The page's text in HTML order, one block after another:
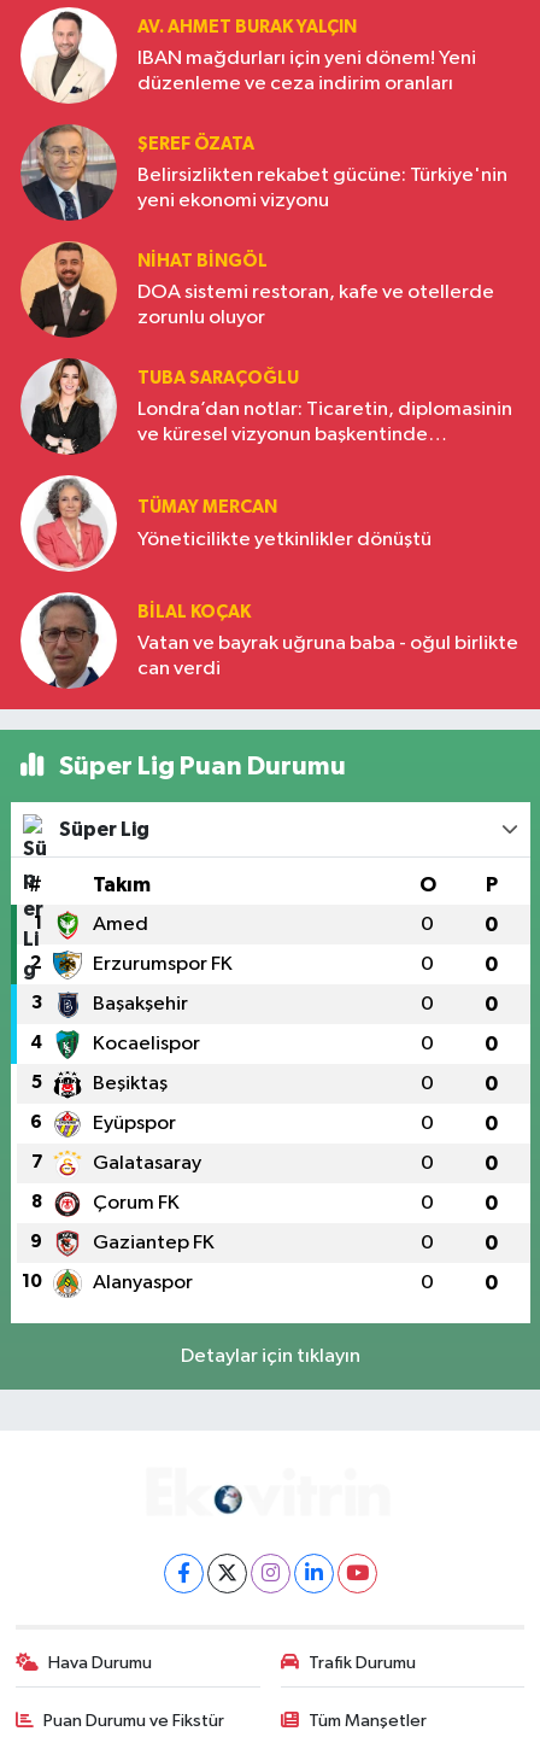
AV. AHMET BURAK YALÇIN
IBAN mağdurları için yeni dönem! Yeni
düzenleme ve ceza indirim oranları
ŞEREF ÖZATA
Belirsizlikten rekabet gücüne: Türkiye'nin
yeni ekonomi vizyonu
NIHAT BINGÖL
DOA sistemi restoran, kafe ve otellerde
zorunlu oluyor
TUBA SARAÇOĞLU
Londra’dan notlar: Ticaretin, diplomasinin
ve küresel vizyonun başkentinde
TÜMAY MERCAN
Yöneticilikte yetkinlikler dönüştü
BILAL KOÇAK
Vatan ve bayrak uğruna baba - oğul birlikte
can verdi
Süper Lig Puan Durumu
Süper Lig
# Takım O P
1 Amed 0 0
2 Erzurumspor FK 0 0
3 Başakşehir 0 0
4 Kocaelispor 0 0
5 Beşiktaş 0 0
6 Eyüpspor 0 0
7 Galatasaray 0 0
8 Çorum FK 0 0
9 Gaziantep FK 0 0
10 Alanyaspor 0 0
Detaylar için tıklayın
Hava Durumu Trafik Durumu
Puan Durumu ve Fikstür Tüm Manşetler